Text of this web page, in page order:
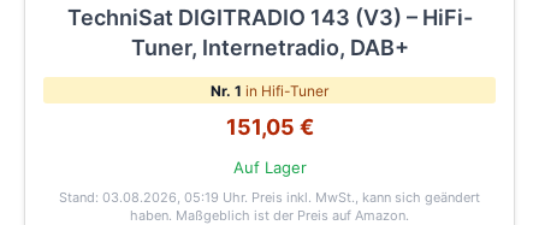
TechniSat DIGITRADIO 143 (V3) – HiFi-
Tuner, Internetradio, DAB+
Nr. 1 in Hifi-Tuner
151,05 €
Auf Lager
Stand: 03.08.2026, 05:19 Uhr. Preis inkl. MwSt., kann sich geändert
haben. Maßgeblich ist der Preis auf Amazon.